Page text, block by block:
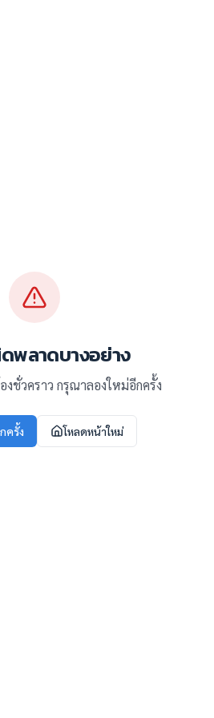
พลาดบางอย่าง
ชั่วคราว กรุณาลองใหม่อีกครั้ง
ครั้ง โหลดหน้าใหม่